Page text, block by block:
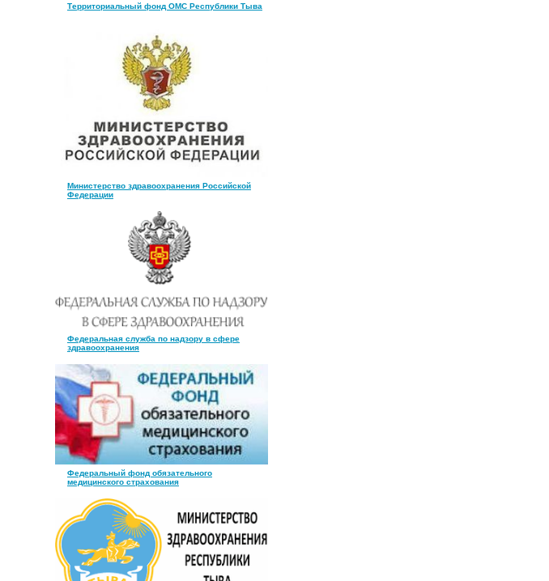
Территориальный фонд ОМС Республики Тыва
Министерство здравоохранения Российской
Федерации
Федеральная служба по надзору в сфере
здравоохранения
Федеральный фонд обязательного
медицинского страхования